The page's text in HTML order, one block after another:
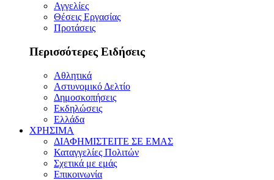
Αγγελίες
Θέσεις Εργασίας
Προτάσεις
Περισσότερες Ειδήσεις
Αθλητικά
Αστυνομικό Δελτίο
Δημοσκοπήσεις
Εκδηλώσεις
Ελλάδα
ΧΡΗΣΙΜΑ
ΔΙΑΦΗΜΙΣΤΕΙΤΕ ΣΕ ΕΜΑΣ
Καταγγελίες Πολιτών
Σχετικά με εμάς
Επικοινωνία